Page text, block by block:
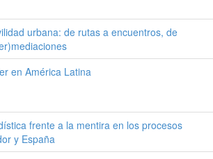
urbana: de rutas a encuentros, de
en América Latina
frente a la mentira en los procesos
y España